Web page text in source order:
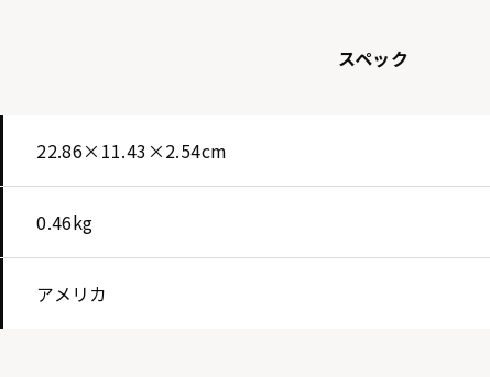
スペック
22.86×11.43×2.54cm
0.46kg
アメリカ